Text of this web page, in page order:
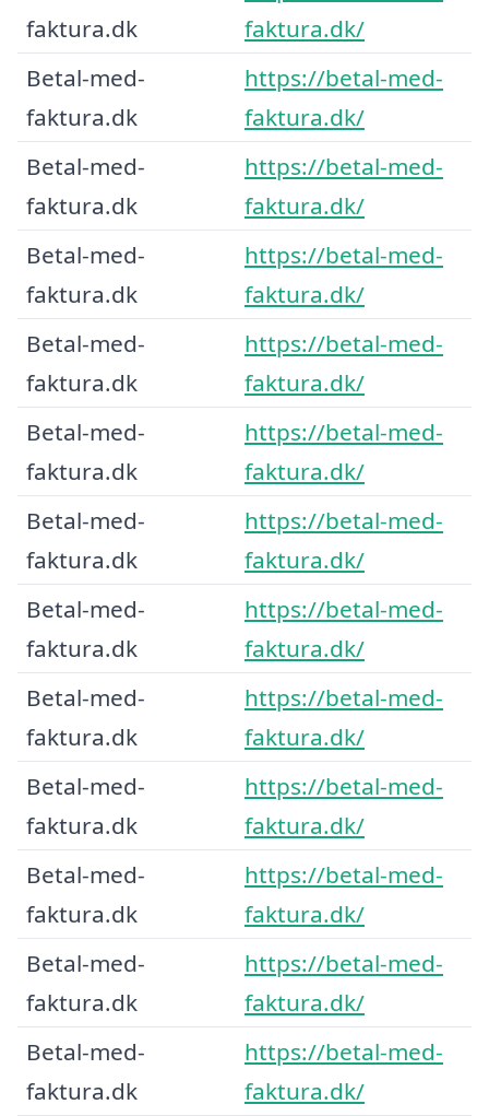
faktura.dk
faktura.dk/
Betal-med-
faktura.dk
https://betal-med-
faktura.dk/
Betal-med-
faktura.dk
https://betal-med-
faktura.dk/
Betal-med-
faktura.dk
https://betal-med-
faktura.dk/
Betal-med-
faktura.dk
https://betal-med-
faktura.dk/
Betal-med-
faktura.dk
https://betal-med-
faktura.dk/
Betal-med-
faktura.dk
https://betal-med-
faktura.dk/
Betal-med-
faktura.dk
https://betal-med-
faktura.dk/
Betal-med-
faktura.dk
https://betal-med-
faktura.dk/
Betal-med-
faktura.dk
https://betal-med-
faktura.dk/
Betal-med-
faktura.dk
https://betal-med-
faktura.dk/
Betal-med-
faktura.dk
https://betal-med-
faktura.dk/
Betal-med-
faktura.dk
https://betal-med-
faktura.dk/